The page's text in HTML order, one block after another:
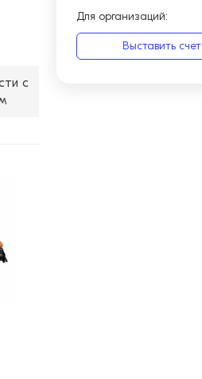
Для организаций:
Выставить счет
с